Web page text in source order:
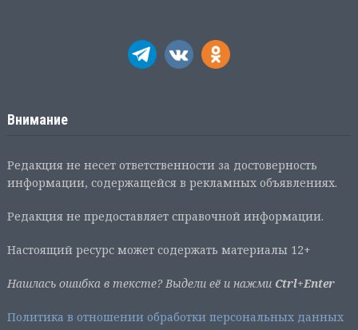
Внимание
Редакция не несет ответственности за достоверность
информации, содержащейся в рекламных объявлениях.
Редакция не предоставляет справочной информации.
Настоящий ресурс может содержать материалы 12+
Нашлась ошибка в тексте? Выдели её и нажми Ctrl+Enter
Политика в отношении обработки персональных данных